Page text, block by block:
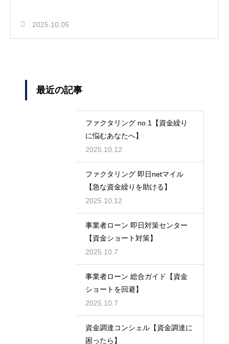
2025.10.05
最近の記事
ファクタリング no.1【資金繰り
に悩むあなたへ】
2025.10.12
ファクタリング 即日netマイル
【急な資金繰りを助ける】
2025.10.12
事業者ローン 即日対策センター
【資金ショート対策】
2025.10.7
事業者ローン 総合ガイド【資金
ショートを回避】
2025.10.7
資金調達コンシェル【資金調達に
困ったら】